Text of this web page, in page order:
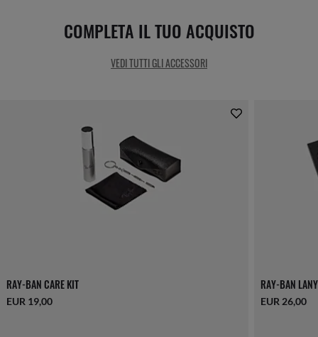
COMPLETA IL TUO ACQUISTO
VEDI TUTTI GLI ACCESSORI
RAY-BAN CARE KIT
EUR 19,00
RAY-BAN
EUR 26,00